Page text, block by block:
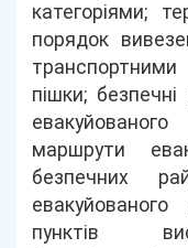
категоріями;
порядок
пішки;
маршрути
безпечних
пунктів